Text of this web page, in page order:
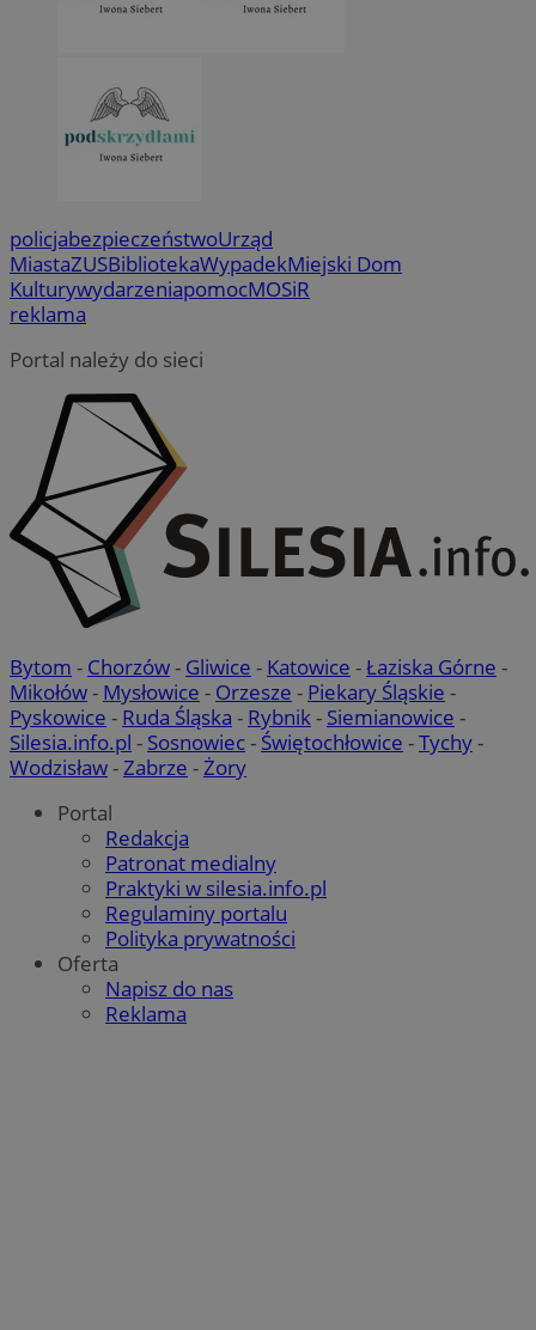
policjabezpieczeństwoUrząd
MiastaZUSBibliotekaWypadekMiejski Dom
KulturywydarzeniapomocMOSiR
reklama
Portal należy do sieci
Bytom - Chorzów- Gliwice - Katowice -Łaziska Górne -
Mikołów- Mysłowice - Orzesze - Piekary Śląskie -
Pyskowice - Ruda Śląska - Rybnik - Siemianowice -
Silesia.info.pl - Sosnowiec- Świętochłowice -Tychy-
Wodzisław- Zabrze - Żory
Portal
Redakcja
Patronat medialny
Praktyki w silesia.info.pl
Regulaminy portalu
Polityka prywatności
Oferta
Napisz do nas
Reklama